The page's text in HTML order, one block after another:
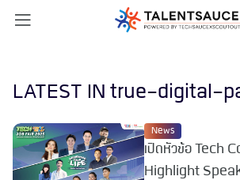
LATEST IN true-digital-
News
เปิดหัวข้อ Tech
Highlight